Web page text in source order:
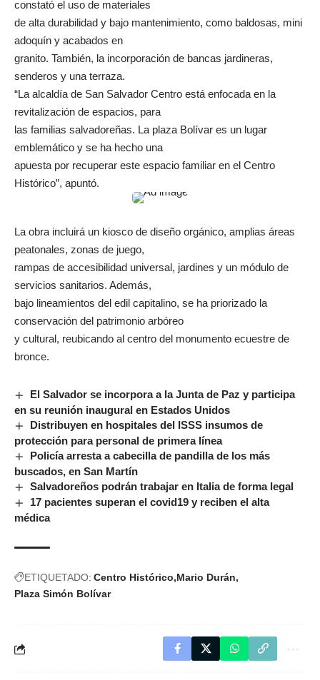
constató el uso de materiales
de alta durabilidad y bajo mantenimiento, como baldosas, mini
adoquín y acabados en
granito. También, la incorporación de bancas jardineras,
senderos y una terraza.
“La alcaldía de San Salvador Centro está enfocada en la
revitalización de espacios, para
las familias salvadoreñas. La plaza Bolívar es un lugar
emblemático y se ha hecho una
apuesta por recuperar este espacio familiar en el Centro
Histórico”, apuntó.
La obra incluirá un kiosco de diseño orgánico, amplias áreas
peatonales, zonas de juego,
rampas de accesibilidad universal, jardines y un módulo de
servicios sanitarios. Además,
bajo lineamientos del edil capitalino, se ha priorizado la
conservación del patrimonio arbóreo
y cultural, reubicando al centro del monumento ecuestre de
bronce.
El Salvador se incorpora a la Junta de Paz y participa
en su reunión inaugural en Estados Unidos
Distribuyen en hospitales del ISSS insumos de
protección para personal de primera línea
Policía arresta a cabecilla de pandilla de los más
buscados, en San Martín
Salvadoreños podrán trabajar en Italia de forma legal
17 pacientes superan el covid19 y reciben el alta
médica
ETIQUETADO: Centro Histórico Mario Durán
Plaza Simón Bolívar